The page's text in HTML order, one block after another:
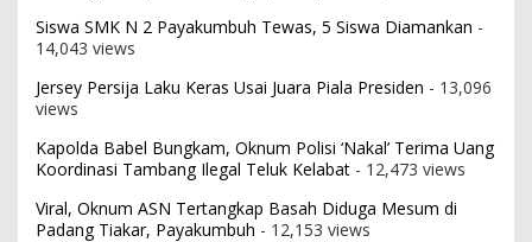
Siswa SMK N 2 Payakumbuh Tewas, 5 Siswa Diamankan -
14,043 views
Jersey Persija Laku Keras Usai Juara Piala Presiden - 13,096
views
Kapolda Babel Bungkam, Oknum Polisi ‘Nakal’ Terima Uang
Koordinasi Tambang Ilegal Teluk Kelabat - 12,473 views
Viral, Oknum ASN Tertangkap Basah Diduga Mesum di
Padang Tiakar, Payakumbuh - 12,153 views